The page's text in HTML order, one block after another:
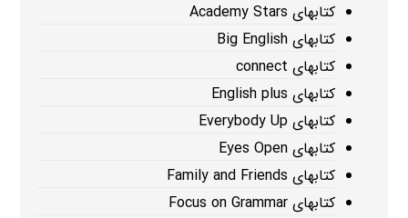
کتابهای Academy Stars
کتابهای Big English
کتابهای connect
کتابهای English plus
کتابهای Everybody Up
کتابهای Eyes Open
کتابهای Family and Friends
کتابهای Focus on Grammar